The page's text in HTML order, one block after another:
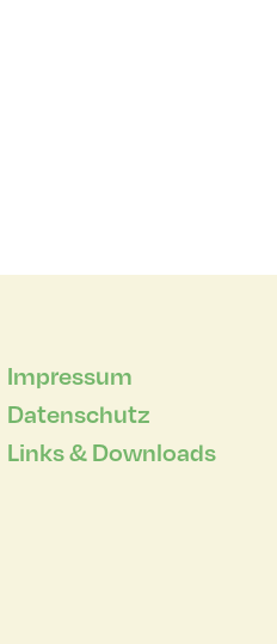
Impressum
Datenschutz
Links & Downloads